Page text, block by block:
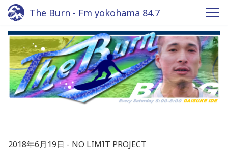
The Burn - Fm yokohama 84.7
2018年6月19日 NO LIMIT PROJECT